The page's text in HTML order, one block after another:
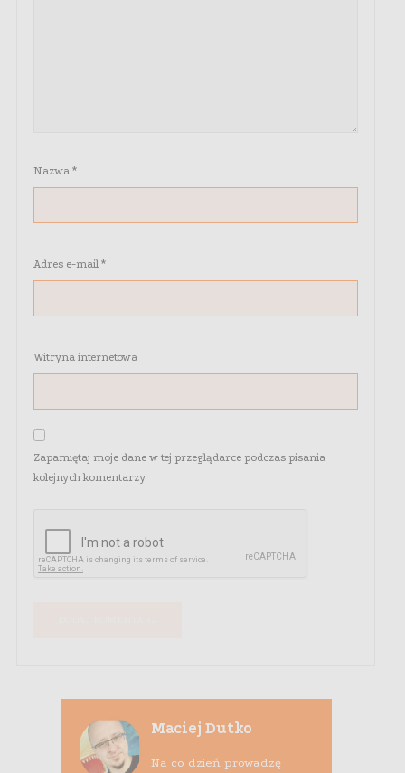
Nazwa *
Adres e-mail *
Witryna internetowa
Zapamiętaj moje dane w tej przeglądarce podczas pisania
kolejnych komentarzy.
Maciej Dutko
Na co dzień prowadzę